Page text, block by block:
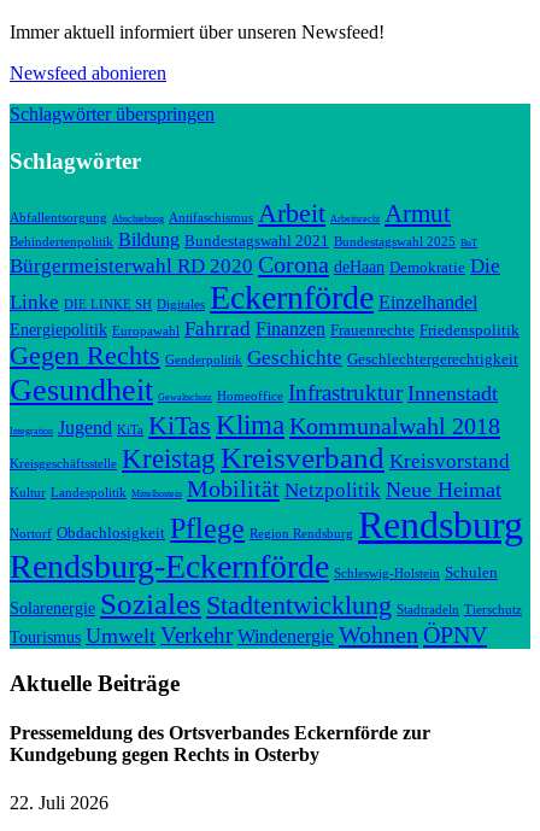
Immer aktuell informiert über unseren Newsfeed!
Newsfeed abonieren
Schlagwörter überspringen
Schlagwörter
Abfallentsorgung Abschiebung Antifaschismus Arbeit Arbeitsrecht Armut
Behindertenpolitik Bildung Bundestagswahl 2021 Bundestagswahl 2025 BuT
Bürgermeisterwahl RD 2020 Corona deHaan Demokratie Die
Linke DIE LINKE SH Digitales Eckernförde Einzelhandel
Energiepolitik Europawahl Fahrrad Finanzen Frauenrechte Friedenspolitik
Gegen Rechts Genderpolitik Geschichte Geschlechtergerechtigkeit
Gesundheit Gewaltschutz Homeoffice Infrastruktur Innenstadt
Integration Jugend KiTa KiTas Klima Kommunalwahl 2018
Kreisgeschäftsstelle KreistagKreisverband Kreisvorstand
Kultur Landespolitik Mittelhostein Mobilität Netzpolitik Neue Heimat
Nortorf Obdachlosigkeit Pflege Region Rendsburg Rendsburg
Rendsburg-Eckernförde Schleswig-Holstein Schulen
Solarenergie Soziales Stadtentwicklung Stadtradeln Tierschutz
Tourismus Umwelt Verkehr Windenergie Wohnen ÖPNV
Aktuelle Beiträge
Pressemeldung des Ortsverbandes Eckernförde zur
Kundgebung gegen Rechts in Osterby
22. Juli 2026